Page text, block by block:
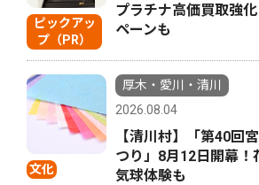
ピックアッ
プ（PR）
プラチナ高価買取強
ペーンも
文化
厚木・愛川・清川
2026.08.04
【清川村】「第40回
つり」8月12日開幕！
気球体験も